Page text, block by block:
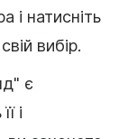
і натисніть
вибір.
є
і